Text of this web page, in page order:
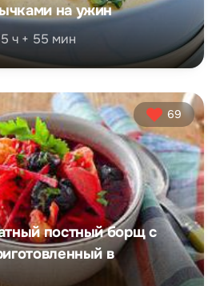
на ужин
ч + 55 мин
69
постный борщ с
в